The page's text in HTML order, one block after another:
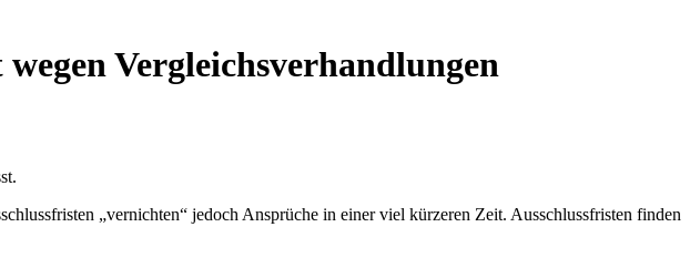
Vergleichsverhandlungen
„vernichten“ jedoch Ansprüche in einer viel kürzeren Zeit. Ausschlussfristen finden